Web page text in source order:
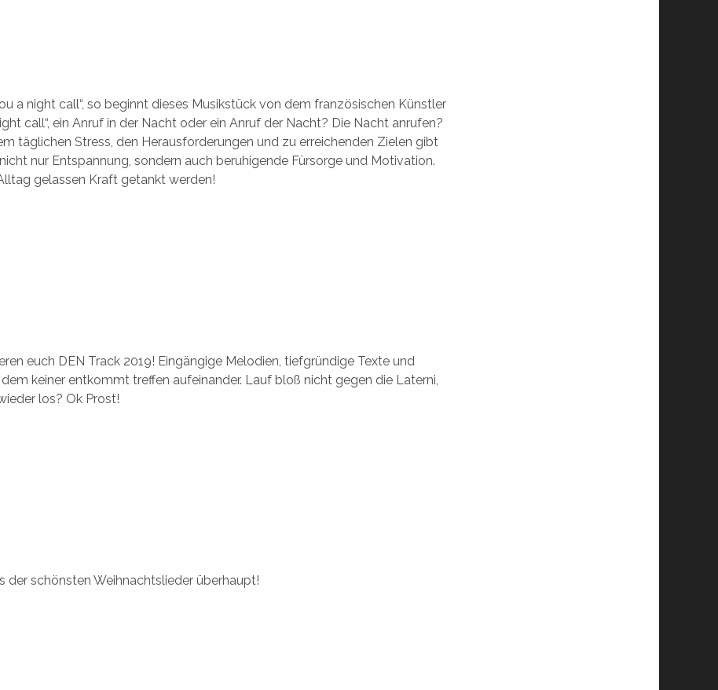
a night call“, so beginnt dieses Musikstück von dem französischen Künstler
call“, ein Anruf in der Nacht oder ein Anruf der Nacht? Die Nacht anrufen?
täglichen Stress, den Herausforderungen und zu erreichenden Zielen gibt
nur Entspannung, sondern auch beruhigende Fürsorge und Motivation.
gelassen Kraft getankt werden!
euch DEN Track 2019! Eingängige Melodien, tiefgründige Texte und
keiner entkommt treffen aufeinander. Lauf bloß nicht gegen die Laterni,
los? Ok Prost!
der schönsten Weihnachtslieder überhaupt!